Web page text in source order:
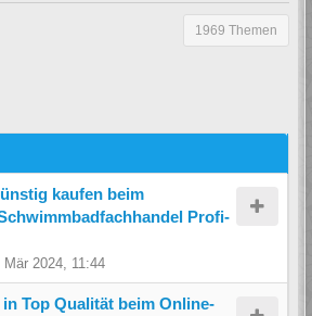
1969 Themen
kaufen beim
Profi-
Mär 2024, 11:44
Top Qualität beim Online-